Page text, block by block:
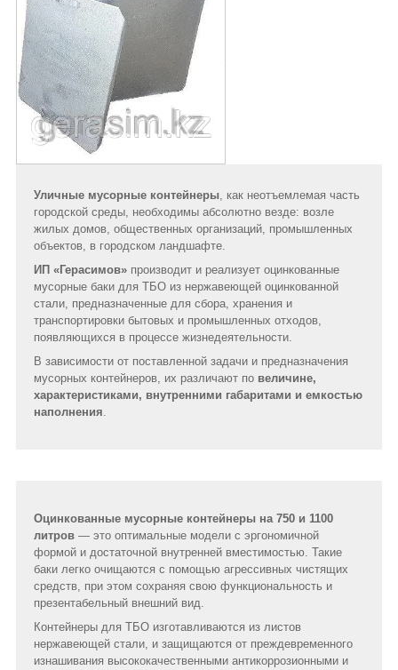
Уличные мусорные контейнеры, как неотъемлемая часть
городской среды, необходимы абсолютно везде: возле
жилых домов, общественных организаций, промышленных
объектов, в городском ландшафте.
ИП «Герасимов» производит и реализует оцинкованные
мусорные баки для ТБО из нержавеющей оцинкованной
стали, предназначенные для сбора, хранения и
транспортировки бытовых и промышленных отходов,
появляющихся в процессе жизнедеятельности.
В зависимости от поставленной задачи и предназначения
мусорных контейнеров, их различают по величине,
характеристиками, внутренними габаритами и емкостью
наполнения.
Оцинкованные мусорные контейнеры на 750 и 1100
литров — это оптимальные модели с эргономичной
формой и достаточной внутренней вместимостью. Такие
баки легко очищаются с помощью агрессивных чистящих
средств, при этом сохраняя свою функциональность и
презентабельный внешний вид.
Контейнеры для ТБО изготавливаются из листов
нержавеющей стали, и защищаются от преждевременного
изнашивания высококачественными антикоррозионными и